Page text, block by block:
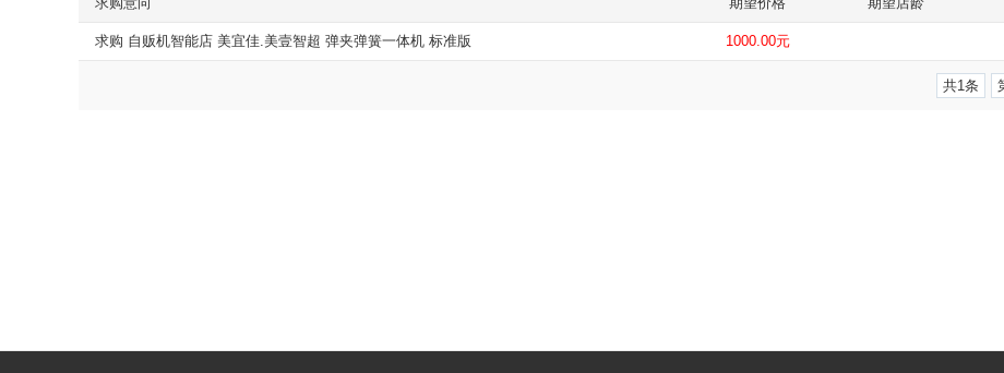
求购 自贩机智能店 美宜佳.美壹智超 弹夹弹簧一体机 标准版 1000.00元
共1条